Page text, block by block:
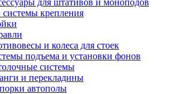
для штативов и моноподов
крепления
и колеса для стоек
подъема и установки фонов
системы
и перекладины
автополы